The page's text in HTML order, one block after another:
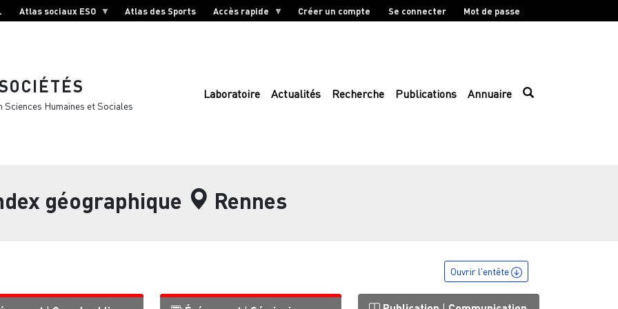
Atlas sociaux ESO Atlas des Sports Accès rapide Créer un compte Se connecter Mot de passe
Humaines et Sociales
Laboratoire Actualités Recherche Publications Annuaire
géographique Rennes
Ouvrir l'entête